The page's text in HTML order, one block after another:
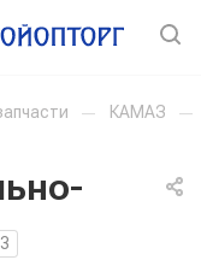
— КАМАЗ —